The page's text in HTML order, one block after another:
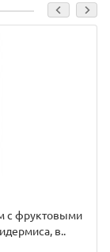
с фруктовыми
в..